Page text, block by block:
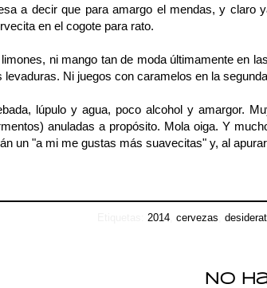
a decir que para amargo el mendas, y claro
en el cogote para rato.
limones, ni mango tan de moda últimamente en
levaduras. Ni juegos con caramelos en la
lúpulo y agua, poco alcohol y amargor.
anuladas a propósito. Mola oiga. Y
un "a mi me gustas más suavecitas" y, al
Etiquetas:2014 ,cervezas ,
No